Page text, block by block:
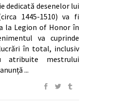
dedicată desenelor lui
1445-1510) va fi
la Legion of Honor în
va cuprinde
în total, inclusiv
atribuite mestrului